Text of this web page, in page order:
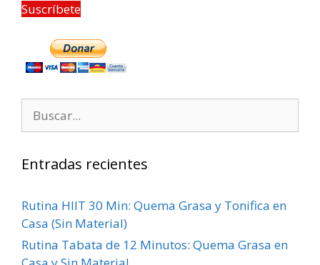
Suscríbete
Entradas recientes
Rutina HIIT 30 Min: Quema Grasa y Tonifica en
Casa (Sin Material)
Rutina Tabata de 12 Minutos: Quema Grasa en